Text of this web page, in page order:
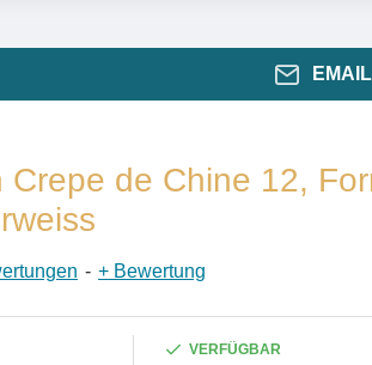
EMAIL
Crepe de Chine 12,
- + Bewertung
VERFÜGBAR